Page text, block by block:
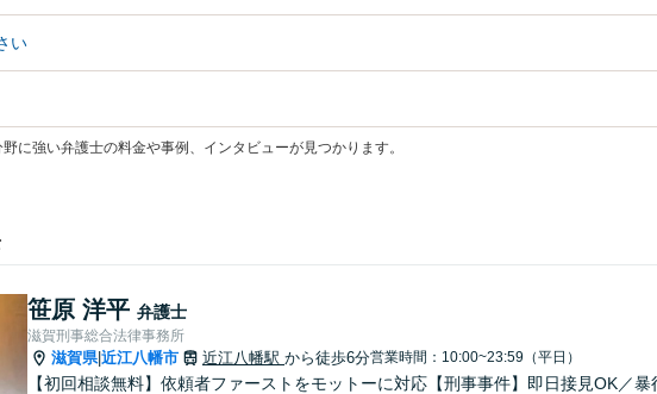
い
野に強い弁護士の料金や事例、インタビューが見つかります。
笹原 洋平 弁護士
滋賀刑事総合法律事務所
滋賀県|近江八幡市 近江八幡駅 から徒歩6分営業時間：10:00~23:59（平日）
【初回相談無料】依頼者ファーストをモットーに対応【刑事事件】即日接見OK／